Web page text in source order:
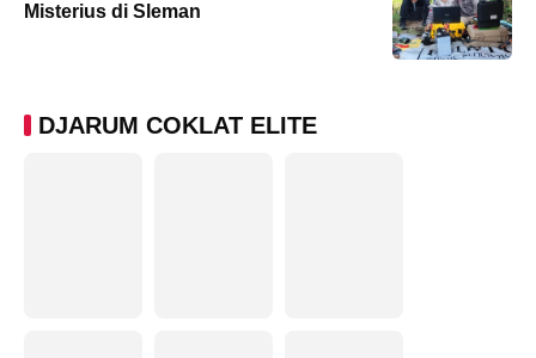
Misterius di Sleman
DJARUM COKLAT ELITE